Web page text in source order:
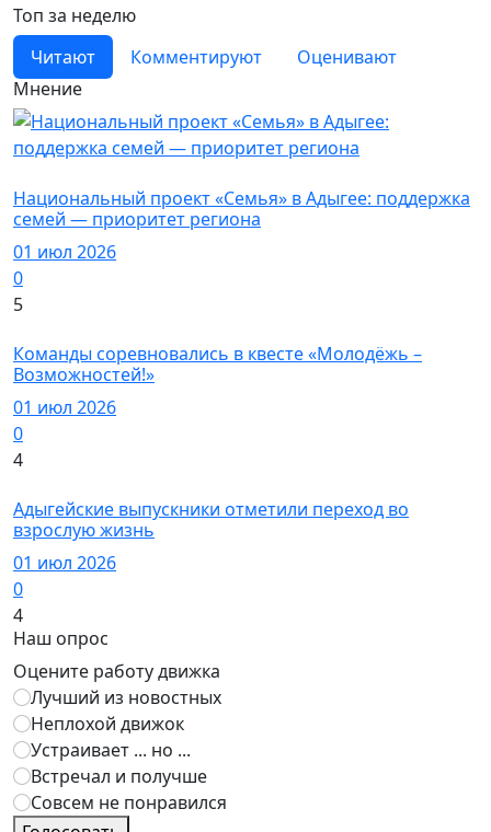
Топ за неделю
Читают
Комментируют
Оценивают
Мнение
Национальный проект «Семья» в Адыгее: поддержка
семей — приоритет региона
01 июл 2026
0
5
Команды соревновались в квесте «Молодёжь –
Возможностей!»
01 июл 2026
0
4
Адыгейские выпускники отметили переход во
взрослую жизнь
01 июл 2026
0
4
Наш опрос
Оцените работу движка
Лучший из новостных
Неплохой движок
Устраивает ... но ...
Встречал и получше
Совсем не понравился